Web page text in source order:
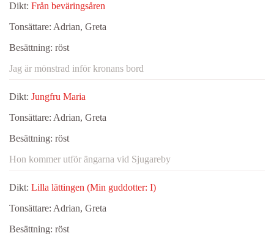
Dikt: Från beväringsåren
Tonsättare: Adrian, Greta
Besättning: röst
Jag är mönstrad inför kronans bord
Dikt: Jungfru Maria
Tonsättare: Adrian, Greta
Besättning: röst
Hon kommer utför ängarna vid Sjugareby
Dikt: Lilla lättingen (Min guddotter: I)
Tonsättare: Adrian, Greta
Besättning: röst